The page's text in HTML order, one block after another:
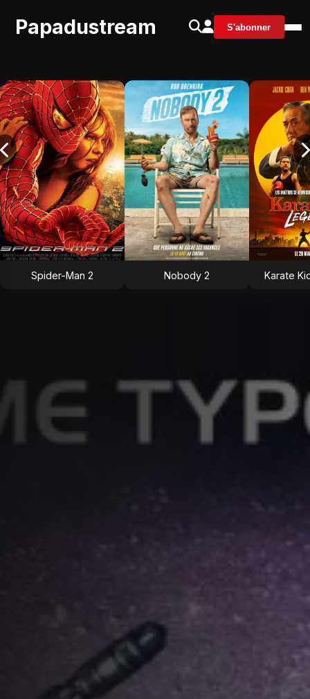
Papadustream S'abonner
Spider-Man 2 Nobody 2 Karate